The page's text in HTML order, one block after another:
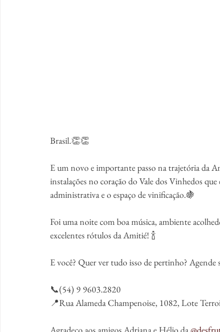
Brasil.👏👏
E um novo e importante passo na trajetória da
instalações no coração do Vale dos Vinhedos
administrativa e o espaço de vinificação.🍇
Foi uma noite com boa música, ambiente
excelentes rótulos da Amitié! 🍾
E você? Quer ver tudo isso de pertinho? Agende
📞(54) 9 9603.2820
📍Rua Alameda Champenoise, 1082, Lote